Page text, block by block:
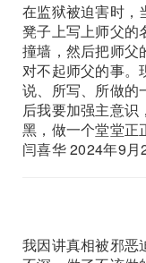
在监狱被迫害时，
凳子上写上师父的
撞墙，然后把师父
对不起师父的事。
说、所写、所做的
后我要加强主意
黑，做一个堂堂正
闫喜华 2024年9月
我因讲真相被邪恶